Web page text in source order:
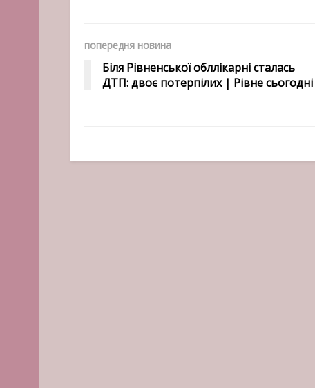
попередня новина
Біля Рівненської обллікарні сталась
ДТП: двоє потерпілих | Рівне сьогодні